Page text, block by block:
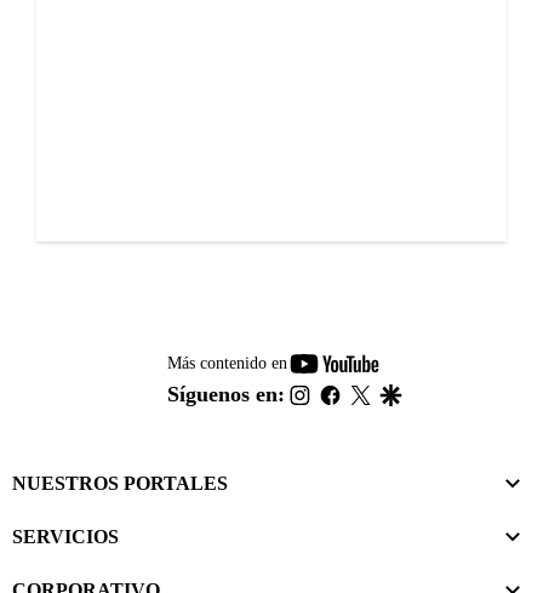
Más contenido en
youtube-
footer
Síguenos en: instagram
facebook
twitter
NUESTROS PORTALES
SERVICIOS